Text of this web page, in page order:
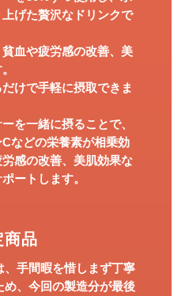
げた贅沢なドリンクで
血や疲労感の改善、美
けで手軽に摂取できま
を一緒に摂ることで、
などの栄養素が相乗効
感の改善、美肌効果な
ートします。
商品
、手間暇を惜しまず丁寧
め、今回の製造分が最後